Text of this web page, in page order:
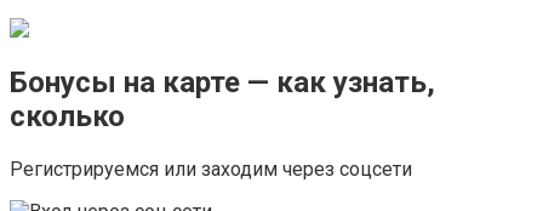
Бонусы на карте — как узнать,
сколько
Регистрируемся или заходим через соцсети